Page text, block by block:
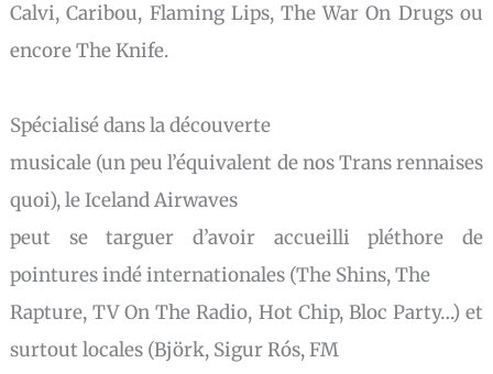
Calvi, Caribou, Flaming Lips, The War On Drugs ou
encore The Knife.
Spécialisé dans la découverte
musicale (un peu l’équivalent de nos Trans rennaises
quoi), le Iceland Airwaves
peut se targuer d’avoir accueilli pléthore de
pointures indé internationales (The Shins, The
Rapture, TV On The Radio, Hot Chip, Bloc Party…) et
surtout locales (Björk, Sigur Rós, FM